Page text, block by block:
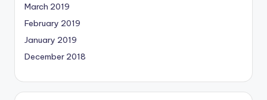
March 2019
February 2019
January 2019
December 2018